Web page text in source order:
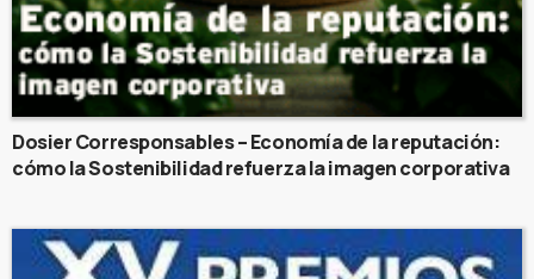
Dosier Corresponsables – Economía de la reputación:
cómo la Sostenibilidad refuerza la imagen corporativa